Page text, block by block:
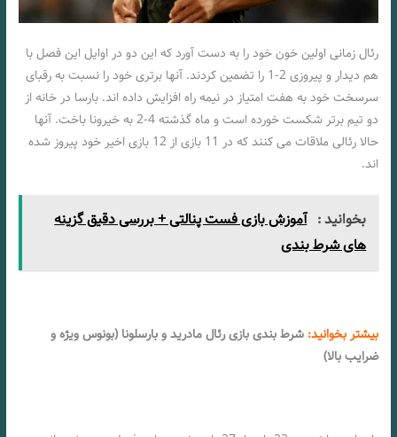
رئال زمانی اولین خون خود را به دست آورد که این دو در اوایل این فصل با
هم دیدار و پیروزی 2-1 را تضمین کردند. آنها برتری خود را نسبت به رقبای
سرسخت خود به هفت امتیاز در نیمه راه افزایش داده اند. بارسا در خانه از
دو تیم برتر شکست خورده است و ماه گذشته 4-2 به خیرونا باخت. آنها
حالا رئالی ملاقات می کنند که در 11 بازی از 12 بازی اخیر خود پیروز شده
اند.
بخوانید : آموزش بازی فست پنالتی + بررسی دقیق گزینه
های شرط بندی
بیشتر بخوانید: شرط بندی بازی رئال مادرید و بارسلونا (بونوس ویژه و
ضرایب بالا)